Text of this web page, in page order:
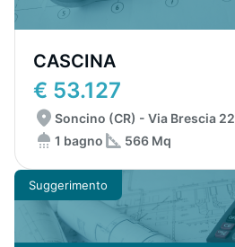
CASCINA
€ 53.127
Soncino (CR) - Via Brescia 22
1 bagno
566 Mq
Suggerimento